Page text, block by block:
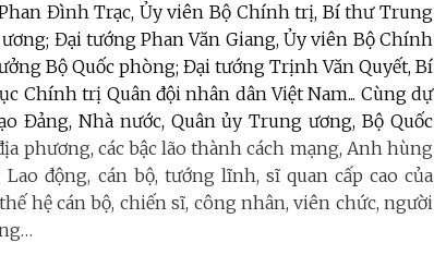
Đình Trạc, Ủy viên Bộ Chính trị, Bí thư Trung
Đại tướng Phan Văn Giang, Ủy viên Bộ Chính
Bộ Quốc phòng; Đại tướng Trịnh Văn Quyết, Bí
Chính trị Quân đội nhân dân Việt Nam... Cùng dự
Đảng, Nhà nước, Quân ủy Trung ương, Bộ Quốc
phương, các bậc lão thành cách mạng, Anh hùng
động, cán bộ, tướng lĩnh, sĩ quan cấp cao của
hệ cán bộ, chiến sĩ, công nhân, viên chức, người